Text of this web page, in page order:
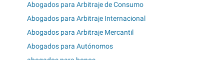
Abogados para Arbitraje de Consumo
Abogados para Arbitraje Internacional
Abogados para Arbitraje Mercantil
Abogados para Autónomos